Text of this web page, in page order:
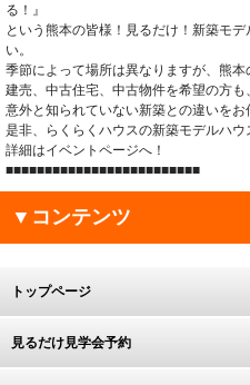
る！』
という熊本の皆様！見るだけ！新築モ
い。
季節によって場所は異なりますが、熊本
建売、中古住宅、中古物件を希望の方も、
意外と知られていない新築との違いをお
是非、らくらくハウスの新築モデルハウ
詳細はイベントページへ！
■■■■■■■■■■■■■■■■■■■■■■■■■
▼コンテンツ
トップページ
見るだけ見学会予約